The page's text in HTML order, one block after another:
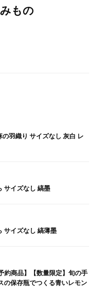
もの
羽織り サイズなし 灰白 レ
サイズなし 縞墨
サイズなし 縞薄墨
約商品】【数量限定】旬の手
の保存瓶でつくる青いレモン